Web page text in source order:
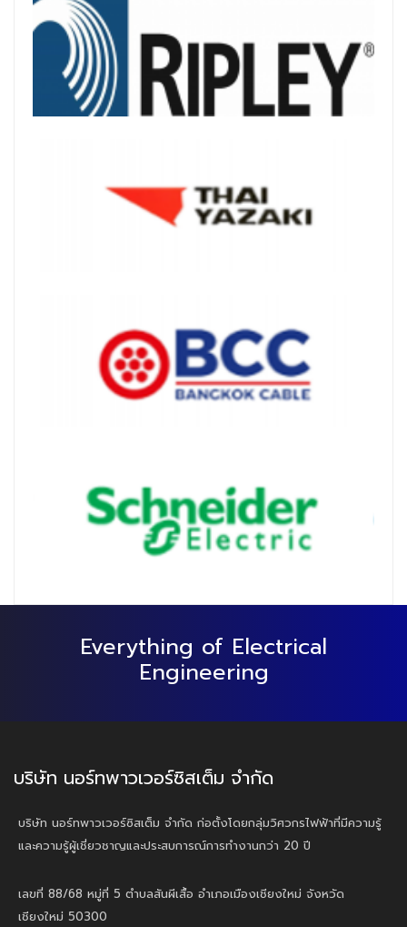
Everything of Electrical
Engineering
บริษัท นอร์ทพาวเวอร์ซิสเต็ม จำกัด
บริษัท นอร์ทพาวเวอร์ซิสเต็ม จำกัด ก่อตั้งโดยกลุ่มวิศวกรไฟฟ้าที่มีความรู้
และความรู้ผู้เชี่ยวชาญและประสบการณ์การทำงานกว่า 20 ปี
เลขที่ 88/68 หมู่ที่ 5 ตำบลสันผีเสื้อ อำเภอเมืองเชียงใหม่ จังหวัด
เชียงใหม่ 50300